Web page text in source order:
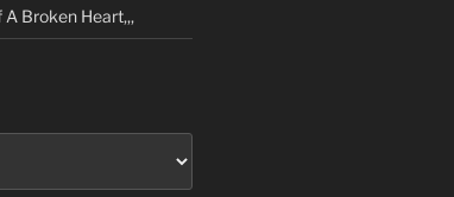
Broken Heart,,,